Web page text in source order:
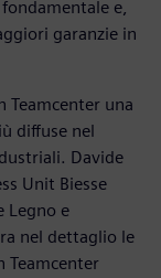
fondamentale e,
garanzie in
Teamcenter una
diffuse nel
Davide
Unit Biesse
Legno e
nel dettaglio le
Teamcenter